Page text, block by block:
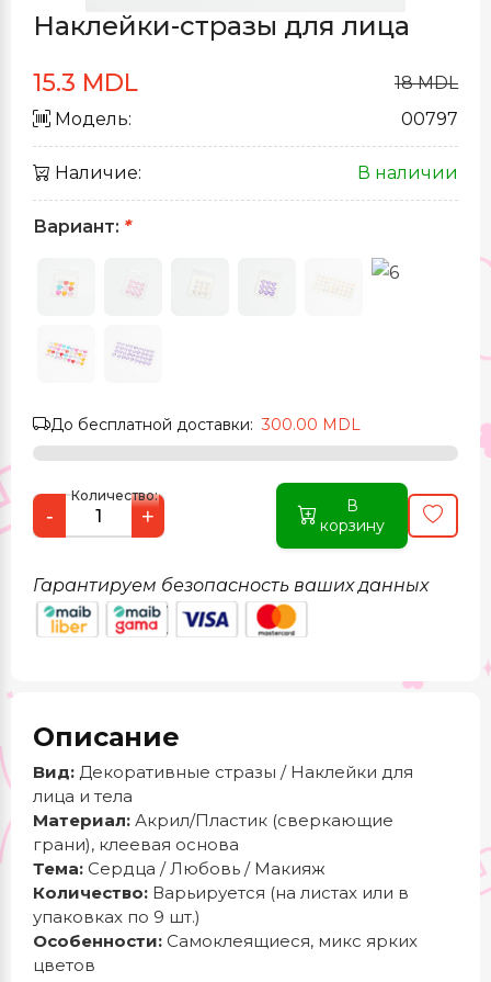
Наклейки-стразы для лица
15.3 MDL
18 MDL
Модель:
00797
Наличие: В наличии
Вариант: *
До бесплатной доставки:300.00 MDL
Количество:
- +
В
корзину
Гарантируем безопасность ваших данных
Описание
Вид: Декоративные стразы / Наклейки для
лица и тела
Материал: Акрил/Пластик (сверкающие
грани), клеевая основа
Тема: Сердца / Любовь / Макияж
Количество: Варьируется (на листах или в
упаковках по 9 шт.)
Особенности: Самоклеящиеся, микс ярких
цветов